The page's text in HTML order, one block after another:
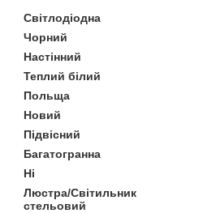
Світлодіодна
Чорний
Настінний
Теплий білий
Польща
Новий
Підвісний
Багатогранна
Ні
Люстра/Світильник
стельовий